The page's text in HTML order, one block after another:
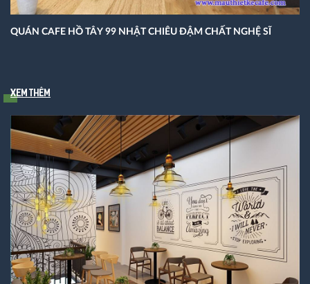
QUÁN CAFE HỒ TÂY 99 NHẬT CHIÊU ĐẬM CHẤT NGHỆ SĨ
Xem thêm